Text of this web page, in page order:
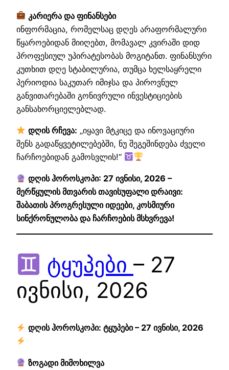
კარიერა და ფინანსები
ინფორმაცია, რომელსაც დღეს არაფორმალური
წყაროებიდან მიიღებთ, მომავალ კვირაში დიდ
პროფესიულ უპირატესობას მოგიტანთ. ფინანსური
კუთხით დღე სტაბილურია, თუმცა ხელსაყრელი
პერიოდია საკუთარ იმიჯსა და პიროვნულ
განვითარებაში გონივრული ინვესტიციების
განსახორციელებლად.
დღის რჩევა: „იყავი მტკიცე და ინოვაციური
შენს გადაწყვეტილებებში, ნუ შეგეშინდება ძველი
ჩარჩოებიდან გამოსვლის!“
დღის ჰოროსკოპი: 27 ივნისი, 2026 –
მერწყულის მთვარის თავისუფალი დრაივი:
შაბათის პროგრესული იდეები, კოსმიური
სინქრონულობა და ჩარჩოების მსხვრევა!
ტყუპები – 27
ივნისი, 2026
დღის ჰოროსკოპი: ტყუპები – 27 ივნისი, 2026
ზოგადი მიმოხილვა